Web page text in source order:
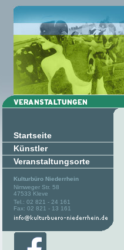
Startseite
Künstler
Veranstaltungsorte
Kulturbüro Niederrhein
Nimweger Str. 58
47533 Kleve
Tel.: 02 821 - 24 161
Fax: 02 821 - 13 161